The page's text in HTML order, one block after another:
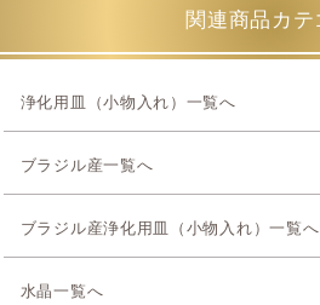
関連商品カテ
浄化用皿（小物入れ）一覧へ
ブラジル産一覧へ
ブラジル産浄化用皿（小物入れ）一覧へ
水晶一覧へ